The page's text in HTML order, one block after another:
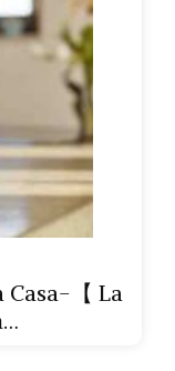
【 La